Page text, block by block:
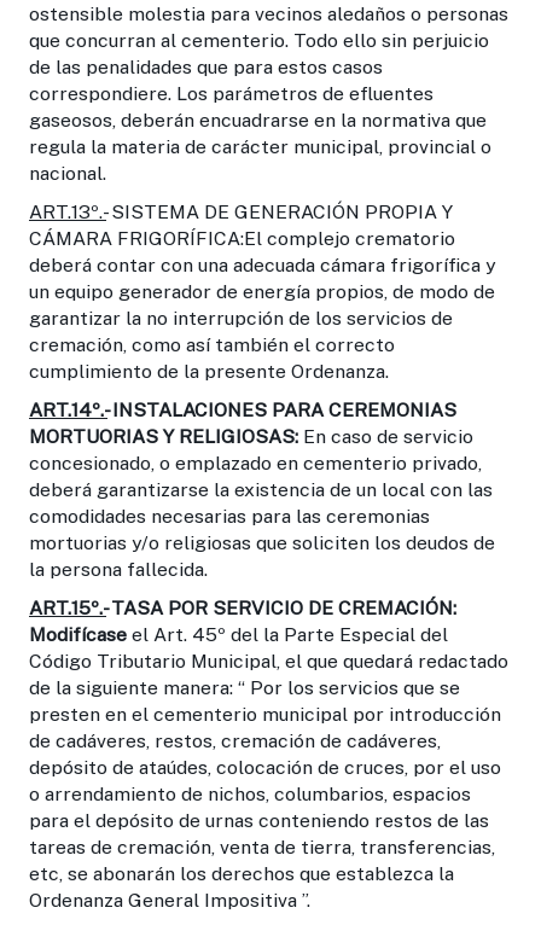
ostensible molestia para vecinos aledaños o personas
que concurran al cementerio. Todo ello sin perjuicio
de las penalidades que para estos casos
correspondiere. Los parámetros de efluentes
gaseosos, deberán encuadrarse en la normativa que
regula la materia de carácter municipal, provincial o
nacional.
ART.13º.-SISTEMA DE GENERACIÓN PROPIA Y
CÁMARA FRIGORÍFICA:El complejo crematorio
deberá contar con una adecuada cámara frigorífica y
un equipo generador de energía propios, de modo de
garantizar la no interrupción de los servicios de
cremación, como así también el correcto
cumplimiento de la presente Ordenanza.
ART.14º.-INSTALACIONES PARA CEREMONIAS
MORTUORIAS Y RELIGIOSAS: En caso de servicio
concesionado, o emplazado en cementerio privado,
deberá garantizarse la existencia de un local con las
comodidades necesarias para las ceremonias
mortuorias y/o religiosas que soliciten los deudos de
la persona fallecida.
ART.15º.-TASA POR SERVICIO DE CREMACIÓN:
Modifícase el Art. 45º del la Parte Especial del
Código Tributario Municipal, el que quedará redactado
de la siguiente manera: “ Por los servicios que se
presten en el cementerio municipal por introducción
de cadáveres, restos, cremación de cadáveres,
depósito de ataúdes, colocación de cruces, por el uso
o arrendamiento de nichos, columbarios, espacios
para el depósito de urnas conteniendo restos de las
tareas de cremación, venta de tierra, transferencias,
etc, se abonarán los derechos que establezca la
Ordenanza General Impositiva ”.